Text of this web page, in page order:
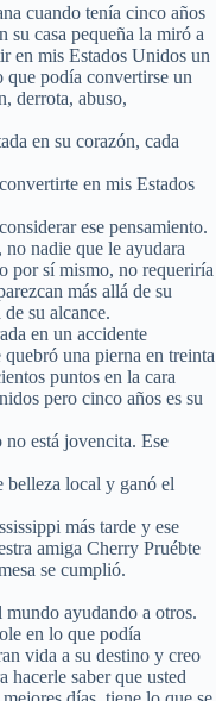
cuando tenía cinco años
su casa pequeña la miró a
en mis Estados Unidos un
que podía convertirse un
derrota, abuso,
en su corazón, cada
en mis Estados
ese pensamiento.
nadie que le ayudara
por sí mismo, no requeriría
más allá de su
su alcance.
en un accidente
una pierna en treinta
puntos en la cara
pero cinco años es su
está jovencita. Ese
belleza local y ganó el
más tarde y ese
amiga Cherry Pruébte
se cumplió.
ayudando a otros.
en lo que podía
vida a su destino y creo
hacerle saber que usted